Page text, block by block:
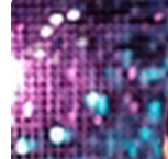
liệu xây dựng,
động.